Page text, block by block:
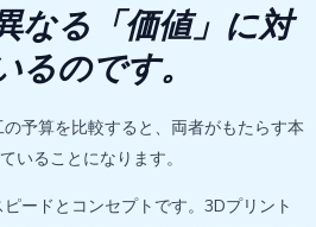
なる「価値」に対
るのです。
予算を比較すると、両者がもたらす本
いることになります。
ードとコンセプトです。3Dプリント